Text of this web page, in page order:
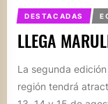
DESTACADAS
LLEGA
La segunda
región tendrá